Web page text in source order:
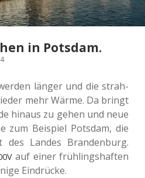
in Potsdam.
länger und die strah­
mehr Wärme. Da bringt
hinaus zu gehen und neue
zum Bei­spiel Pots­dam, die
des Landes Bran­den­burg.
auf einer früh­lings­haf­ten
Eindrücke.